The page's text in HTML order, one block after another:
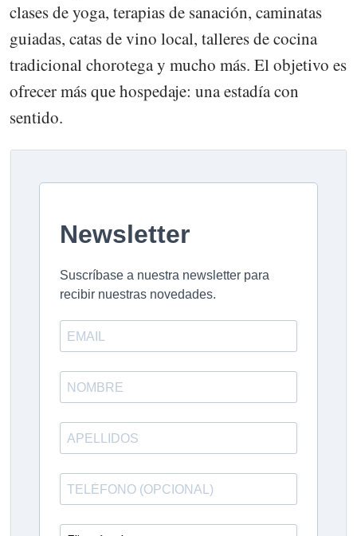
clases de yoga, terapias de sanación, caminatas
guiadas, catas de vino local, talleres de cocina
tradicional chorotega y mucho más. El objetivo es
ofrecer más que hospedaje: una estadía con
sentido.